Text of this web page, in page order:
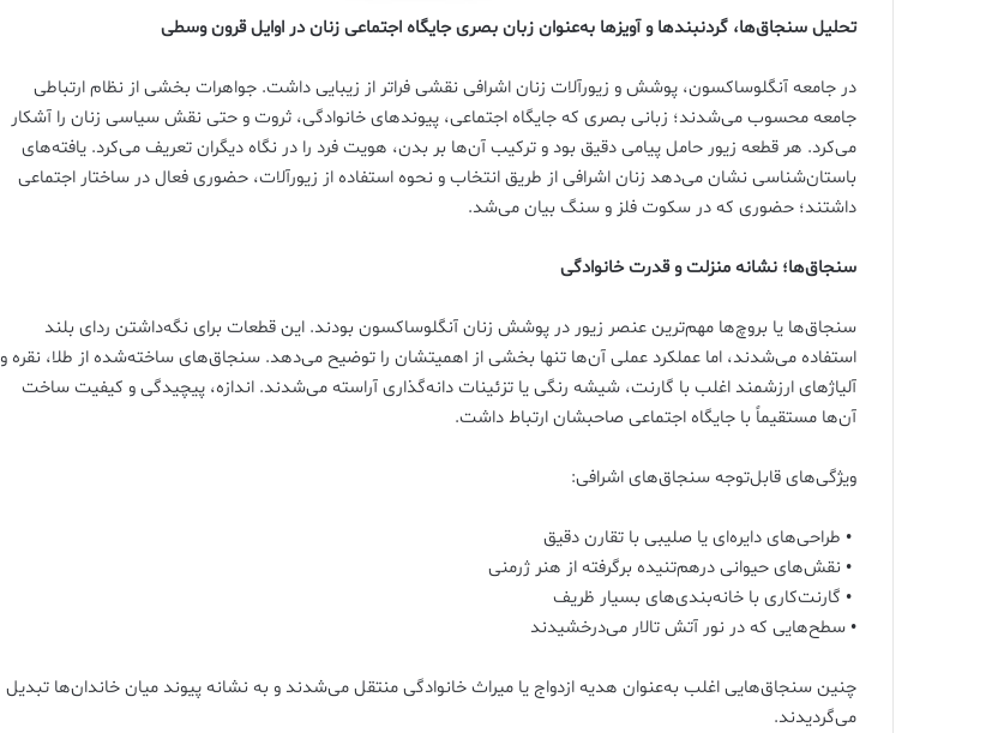
تحلیل سنجاق‌ها، گردنبندها و آویزها به‌عنوان زبان بصری جایگاه اجتماعی زنان در اوایل قرون وسطی
در جامعه آنگلوساکسون، پوشش و زیورآلات زنان اشرافی نقشی فراتر از زیبایی داشت. جواهرات بخشی از نظام ارتباطی
جامعه محسوب می‌شدند؛ زبانی بصری که جایگاه اجتماعی، پیوندهای خانوادگی، ثروت و حتی نقش سیاسی زنان را آشکار
می‌کرد. هر قطعه زیور حامل پیامی دقیق بود و ترکیب آن‌ها بر بدن، هویت فرد را در نگاه دیگران تعریف می‌کرد. یافته‌های
باستان‌شناسی نشان می‌دهد زنان اشرافی از طریق انتخاب و نحوه استفاده از زیورآلات، حضوری فعال در ساختار اجتماعی
داشتند؛ حضوری که در سکوت فلز و سنگ بیان می‌شد.
سنجاق‌ها؛ نشانه منزلت و قدرت خانوادگی
سنجاق‌ها یا بروچ‌ها مهم‌ترین عنصر زیور در پوشش زنان آنگلوساکسون بودند. این قطعات برای نگه‌داشتن ردای بلند
استفاده می‌شدند، اما عملکرد عملی آن‌ها تنها بخشی از اهمیتشان را توضیح می‌دهد. سنجاق‌های ساخته‌شده از طلا، نقره و
آلیاژهای ارزشمند اغلب با گارنت، شیشه رنگی یا تزئینات دانه‌گذاری آراسته می‌شدند. اندازه، پیچیدگی و کیفیت ساخت
آن‌ها مستقیماً با جایگاه اجتماعی صاحبشان ارتباط داشت.
ویژگی‌های قابل‌توجه سنجاق‌های اشرافی:
• طراحی‌های دایره‌ای یا صلیبی با تقارن دقیق
• نقش‌های حیوانی درهم‌تنیده برگرفته از هنر ژرمنی
• گارنت‌کاری با خانه‌بندی‌های بسیار ظریف
• سطح‌هایی که در نور آتش تالار می‌درخشیدند
چنین سنجاق‌هایی اغلب به‌عنوان هدیه ازدواج یا میراث خانوادگی منتقل می‌شدند و به نشانه پیوند میان خاندان‌ها تبدیل
می‌گردیدند.